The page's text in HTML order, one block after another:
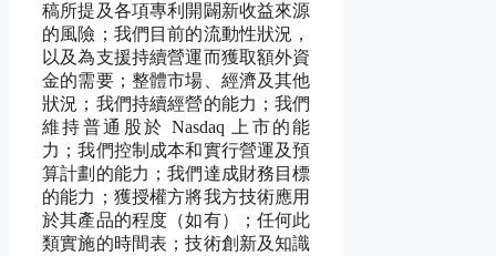
稿所提及各項專利開闢新收益來源
的風險；我們目前的流動性狀況，
以及為支援持續營運而獲取額外資
金的需要；整體市場、經濟及其他
狀況；我們持續經營的能力；我們
維持普通股於 Nasdaq 上市的能
力；我們控制成本和實行營運及預
算計劃的能力；我們達成財務目標
的能力；獲授權方將我方技術應用
於其產品的程度（如有）；任何此
類實施的時間表；技術創新及知識